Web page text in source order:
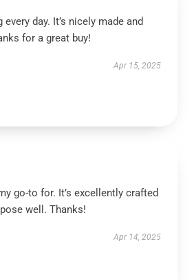
every day. It’s nicely made and
for a great buy!
Apr 15, 2025
go-to for. It’s excellently crafted
well. Thanks!
Apr 14, 2025